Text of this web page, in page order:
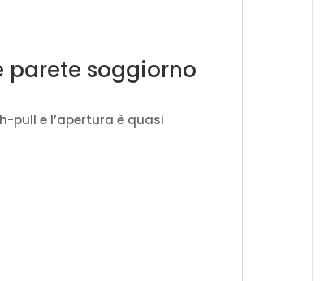
soggiorno
pull e l’apertura è quasi